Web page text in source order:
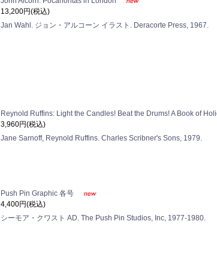
13,200円(税込)
Jan Wahl. ジョン・アルコーン イラスト. Deracorte Press, 1967.
Reynold Ruffins: Light the Candles! Beat the Drums! A Book of
3,960円(税込)
Jane Sarnoff, Reynold Ruffins. Charles Scribner's Sons, 1979.
Push Pin Graphic 各号
4,400円(税込)
シーモア・クワスト AD. The Push Pin Studios, Inc, 1977-1980.